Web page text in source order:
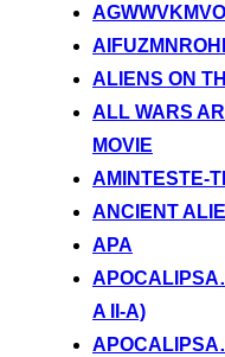
AGWWVKMVO
ALIENS ON
ALL WARS
MOVIE
AMINTESTE-
ANCIENT
APA
A II-A)